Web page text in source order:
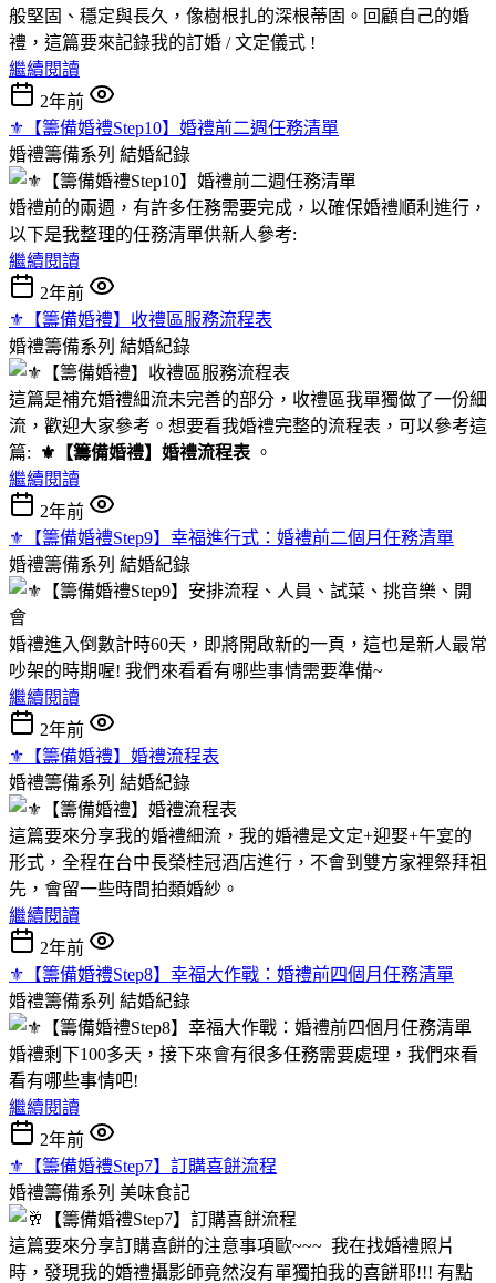
般堅固、穩定與長久，像樹根扎的深根蒂固。回顧自己的婚
禮，這篇要來記錄我的訂婚 / 文定儀式 !
繼續閱讀
2年前
⚜︎【籌備婚禮Step10】婚禮前二週任務清單
婚禮籌備系列 結婚紀錄
婚禮前的兩週，有許多任務需要完成，以確保婚禮順利進行，
以下是我整理的任務清單供新人參考:
繼續閱讀
2年前
⚜︎【籌備婚禮】收禮區服務流程表
婚禮籌備系列 結婚紀錄
這篇是補充婚禮細流未完善的部分，收禮區我單獨做了一份細
流，歡迎大家參考。想要看我婚禮完整的流程表，可以參考這
篇:
⚜︎【籌備婚禮】婚禮流程表 。
繼續閱讀
2年前
⚜︎【籌備婚禮Step9】幸福進行式：婚禮前二個月任務清單
婚禮籌備系列 結婚紀錄
婚禮進入倒數計時60天，即將開啟新的一頁，這也是新人最常
吵架的時期喔! 我們來看看有哪些事情需要準備~
繼續閱讀
2年前
⚜︎【籌備婚禮】婚禮流程表
婚禮籌備系列 結婚紀錄
這篇要來分享我的婚禮細流，我的婚禮是文定+迎娶+午宴的
形式，全程在台中長榮桂冠酒店進行，不會到雙方家裡祭拜祖
先，會留一些時間拍類婚紗。
繼續閱讀
2年前
⚜︎【籌備婚禮Step8】幸福大作戰：婚禮前四個月任務清單
婚禮籌備系列 結婚紀錄
婚禮剩下100多天，接下來會有很多任務需要處理，我們來看
看有哪些事情吧!
繼續閱讀
2年前
⚜︎【籌備婚禮Step7】訂購喜餅流程
婚禮籌備系列 美味食記
這篇要來分享訂購喜餅的注意事項歐~~~ 我在找婚禮照片
時，發現我的婚禮攝影師竟然沒有單獨拍我的喜餅耶!!! 有點